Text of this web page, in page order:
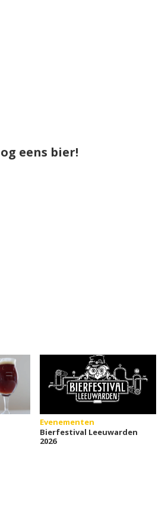
eens bier!
Evenementen
Bierfestival Leeuwarden
2026